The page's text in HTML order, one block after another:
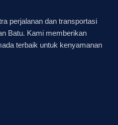
perjalanan dan transportasi
Batu. Kami memberikan
terbaik untuk kenyamanan